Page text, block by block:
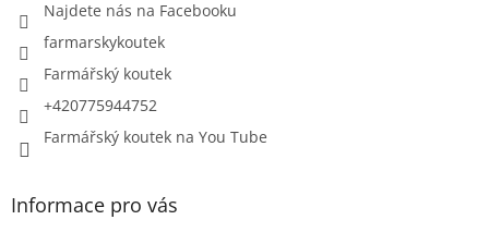
Najdete nás na Facebooku
farmarskykoutek
Farmářský koutek
+420775944752
Farmářský koutek na You Tube
Informace pro vás